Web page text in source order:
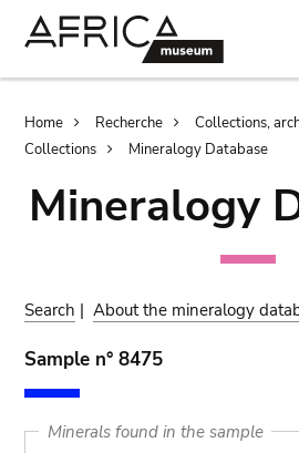
Breadcrumb
Home Recherche
Collections,
Collections
Mineralogy Database
Mineralogy
Search |About the mineralogy
Sample n° 8475
Minerals found in the sample